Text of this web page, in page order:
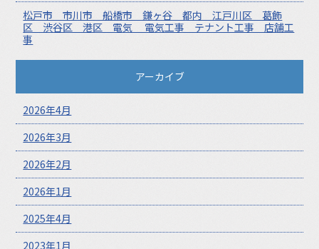
松戸市 市川市 船橋市 鎌ヶ谷 都内 江戸川区 葛飾
区 渋谷区 港区 電気 電気工事 テナント工事 店舗工
事
アーカイブ
2026年4月
2026年3月
2026年2月
2026年1月
2025年4月
2023年1月